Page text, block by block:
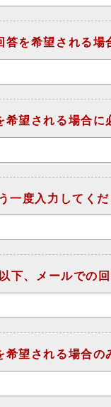
答を希望される場
希望される場合に
一度入力してくだ
下、メールでの
希望される場合